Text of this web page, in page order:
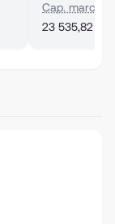
Cap. marché
23 535,82 €